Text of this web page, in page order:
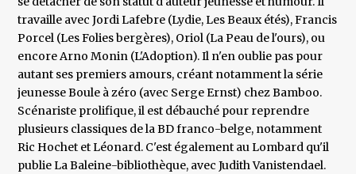
travaille avec Jordi Lafebre (Lydie, Les Beaux étés), Francis
Porcel (Les Folies bergères), Oriol (La Peau de l'ours), ou
encore Arno Monin (L'Adoption). Il n'en oublie pas pour
autant ses premiers amours, créant notamment la série
jeunesse Boule à zéro (avec Serge Ernst) chez Bamboo.
Scénariste prolifique, il est débauché pour reprendre
plusieurs classiques de la BD franco-belge, notamment
Ric Hochet et Léonard. C'est également au Lombard qu'il
publie La Baleine-bibliothèque, avec Judith Vanistendael.